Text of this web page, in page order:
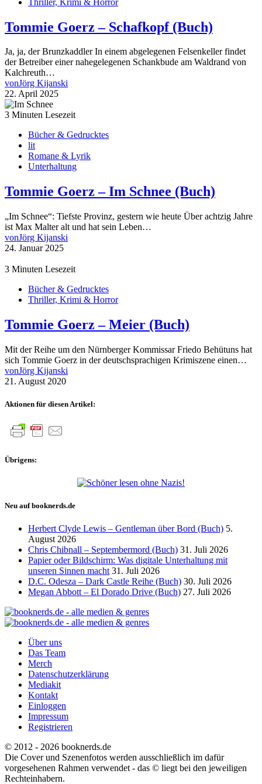
Tommie Goerz – Schafkopf (Buch)
Ja, ja, der Brunzkaddler In einem abgelegenen Felsenkeller findet
der Betreiber einer nahegelegenen Schankbude am Waldrand von
Kalchreuth…
vonJörg Kijanski
22. April 2025
3 Minuten Lesezeit
Bücher & Gedrucktes
lit
Romane & Lyrik
Unterhaltung
Tommie Goerz – Im Schnee (Buch)
„Im Schnee“: Tiefste Provinz, gestern wie heute Über achtzig Jahre
ist Max Malter alt und hat sein Leben…
vonJörg Kijanski
24. Januar 2025
3 Minuten Lesezeit
Bücher & Gedrucktes
Thriller, Krimi & Horror
Tommie Goerz – Meier (Buch)
Mit der Reihe um den Nürnberger Kommissar Friedo Behütuns hat
sich Tommie Goerz in der deutschsprachigen Krimiszene einen…
vonJörg Kijanski
21. August 2020
Aktionen für diesen Artikel:
Übrigens:
Neu auf booknerds.de
Herbert Clyde Lewis – Gentleman über Bord (Buch) 5.
August 2026
Chris Chibnall – Septembermord (Buch) 31. Juli 2026
Papier oder Bildschirm: Was digitale Unterhaltung mit
unseren Sinnen macht 31. Juli 2026
D.C. Odesza – Dark Castle Reihe (Buch) 30. Juli 2026
Megan Abbott – El Dorado Drive (Buch) 27. Juli 2026
Über uns
Das Team
Merch
Datenschutzerklärung
Mediakit
Kontakt
Einloggen
Impressum
Registrieren
© 2012 - 2026 booknerds.de
Die Cover und Szenenfotos werden ausschließlich im dafür
vorgesehenen Rahmen verwendet - das © liegt bei den jeweiligen
Rechteinhabern.